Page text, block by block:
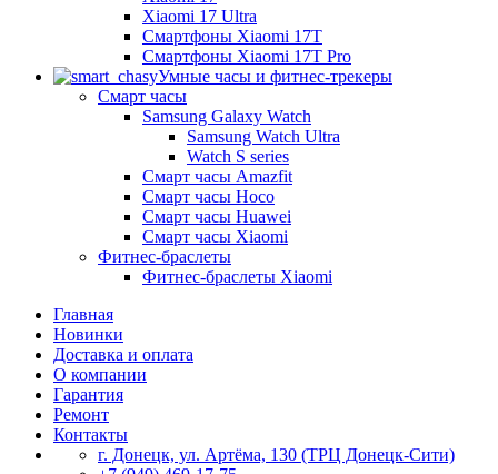
Xiaomi 17 Ultra
Смартфоны Xiaomi 17Т
Смартфоны Xiaomi 17Т Pro
Умные часы и фитнес-трекеры
Смарт часы
Samsung Galaxy Watch
Samsung Watch Ultra
Watch S series
Смарт часы Amazfit
Смарт часы Hoco
Смарт часы Huawei
Смарт часы Xiaomi
Фитнес-браслеты
Фитнес-браслеты Xiaomi
Главная
Новинки
Доставка и оплата
О компании
Гарантия
Ремонт
Контакты
г. Донецк, ул. Артёма, 130 (ТРЦ Донецк-Сити)